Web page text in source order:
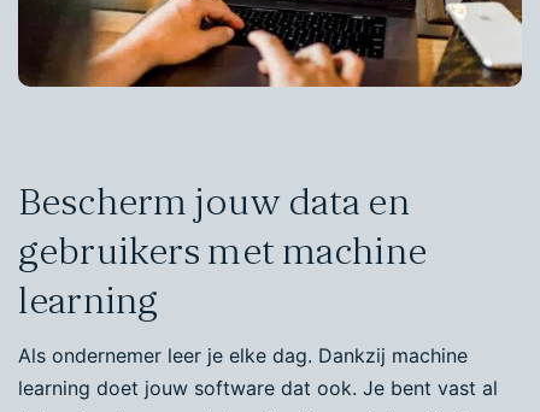
Bescherm jouw data en
gebruikers met machine
learning
Als ondernemer leer je elke dag. Dankzij machine
learning doet jouw software dat ook. Je bent vast al